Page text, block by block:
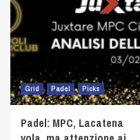
Grid Padel Picks
Padel: MPC, Lacatena